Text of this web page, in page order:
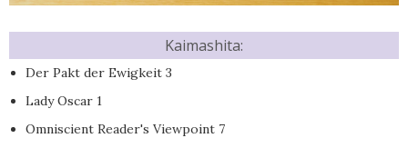
Kaimashita:
Der Pakt der Ewigkeit 3
Lady Oscar 1
Omniscient Reader's Viewpoint 7